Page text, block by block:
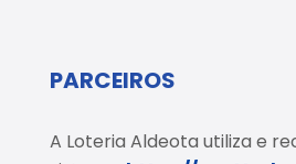
PARCEIROS
A Loteria Aldeota utiliza e